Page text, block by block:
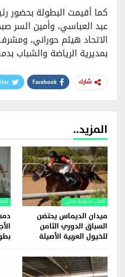
كما أقيمت البطولة بحضور
عبد العباسي، وأمين السر
الاتحاد هيثم حوراني،
بمديرية الرياضة والشباب
شارك Facebook
المزيد..
ألعاب منوعة محلي
ميدان الديماس يحتضن
السباق الدوري الثامن
للخيول العربية الأصيلة